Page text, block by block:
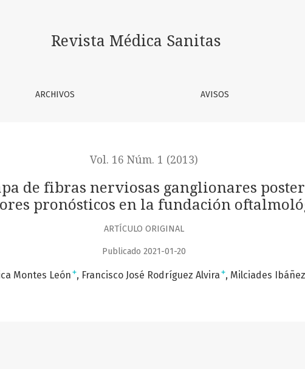
ganglionares posterior a la vitrectomía pars plana y sus
Revista Médica Sanitas
ARCHIVOS AVISOS
Vol. 16 Núm. 1 (2013)
de fibras nerviosas ganglionares
pronósticos en la fundación
ARTÍCULO ORIGINAL
Publicado 2021-01-20
Montes León + Francisco José Rodríguez Alvira + Milciades